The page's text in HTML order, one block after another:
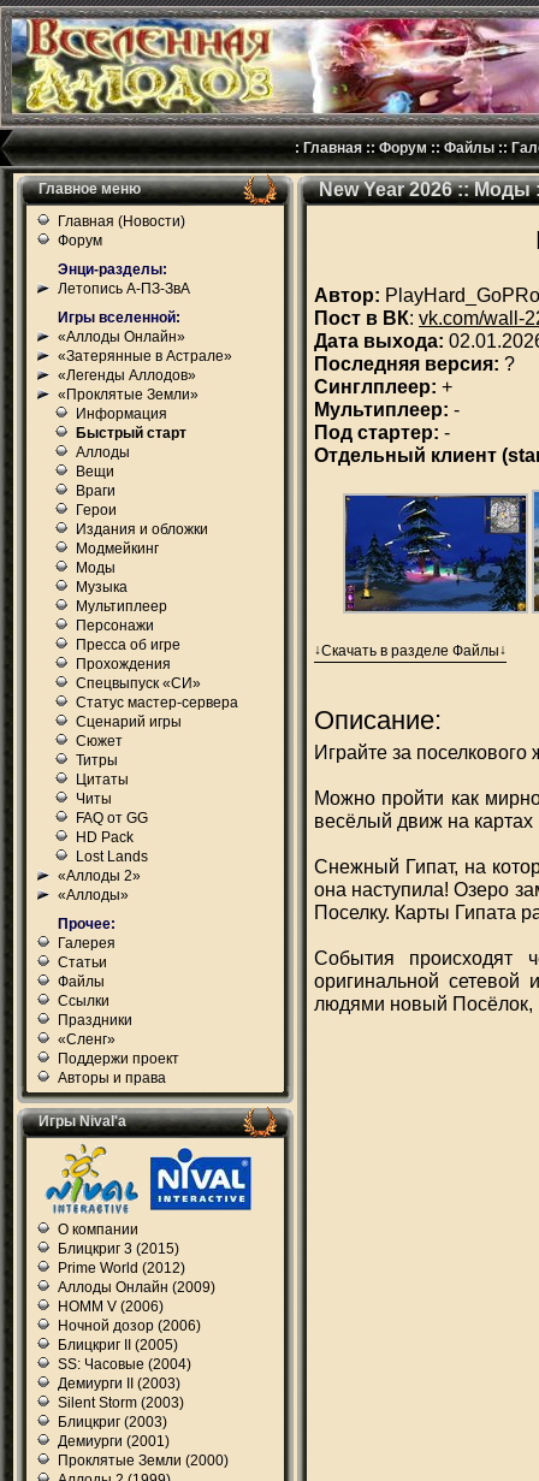
: Главная ::Форум ::Файлы ::
Главное меню
Главная (Новости)
Форум
Энци-разделы:
Летопись А-ПЗ-ЗвА
Игры вселенной:
«Аллоды Онлайн»
«Затерянные в Астрале»
«Легенды Аллодов»
«Проклятые Земли»
Информация
Быстрый старт
Аллоды
Вещи
Враги
Герои
Издания и обложки
Модмейкинг
Моды
Музыка
Мультиплеер
Персонажи
Пресса об игре
Прохождения
Спецвыпуск «СИ»
Статус мастер-сервера
Сценарий игры
Сюжет
Титры
Цитаты
Читы
FAQ от GG
HD Pack
Lost Lands
«Аллоды 2»
«Аллоды»
Прочее:
Галерея
Статьи
Файлы
Ссылки
Праздники
«Сленг»
Поддержи проект
Авторы и права
Игры Nival'а
О компании
Блицкриг 3 (2015)
Prime World (2012)
Аллоды Онлайн (2009)
HOMM V (2006)
Ночной дозор (2006)
Блицкриг II (2005)
SS: Часовые (2004)
Демиурги II (2003)
Silent Storm (2003)
Блицкриг (2003)
Демиурги (2001)
Проклятые Земли (2000)
New Year 2026 ::
Автор: PlayHard_GoPRo
Пост в ВК: vk.com/wall-
Дата выхода:
Последняя версия: ?
Синглплеер: +
Мультиплеер: -
Под стартер: -
Отдельный клиент
Скачать в разделе Файлы
Описание:
Играйте за поселкового
Можно пройти как
весёлый движ на картах
Снежный Гипат, на
она наступила! Озеро
Поселку. Карты Гипата
События происходят
оригинальной
людями новый Посёлок,